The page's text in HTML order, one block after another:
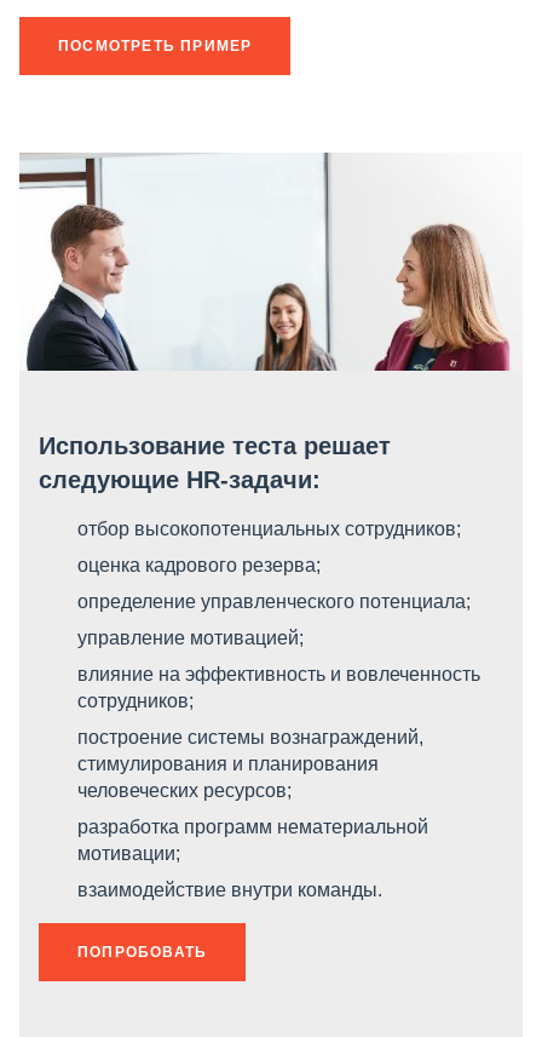
ПОСМОТРЕТЬ ПРИМЕР
Использование теста решает
следующие HR-задачи:
отбор высокопотенциальных сотрудников;
оценка кадрового резерва;
определение управленческого потенциала;
управление мотивацией;
влияние на эффективность и вовлеченность
сотрудников;
построение системы вознаграждений,
стимулирования и планирования
человеческих ресурсов;
разработка программ нематериальной
мотивации;
взаимодействие внутри команды.
ПОПРОБОВАТЬ